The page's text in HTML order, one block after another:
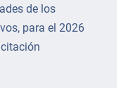
de los
para el 2026